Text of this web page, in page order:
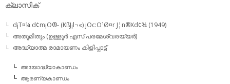
ക്ലാസിക്
d¡T¤¼ d¢m¡O®- (KßJ¡l¬«) jOc:O¹Ø¤r J¦n®Xd¢¾ (1949)
അതുമിതും (ഉള്ളൂര്‍ എസ്.പരമേശ്വരയ്യര്‍)
അദ്ധ്യാത്മ രാമായണം കിളിപ്പാട്ട്‌
അയോദ്ധ്യാകാണ്ഡം
ആരണ്യകാണ്ഡം